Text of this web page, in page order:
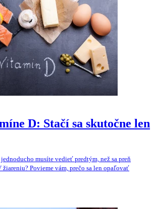
D: Stačí sa skutočne len
musíte vedieť predtým, než sa preň
Povieme vám, prečo sa len opaľovať